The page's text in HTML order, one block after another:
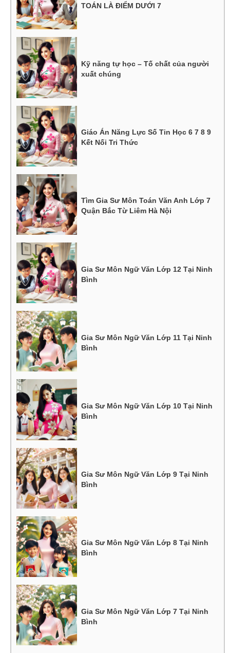
TOÁN LÀ ĐIỂM DƯỚI 7
Kỹ năng tự học – Tố chất của người
xuất chúng
Giáo Án Năng Lực Số Tin Học 6 7 8 9
Kết Nối Tri Thức
Tìm Gia Sư Môn Toán Văn Anh Lớp 7
Quận Bắc Từ Liêm Hà Nội
Gia Sư Môn Ngữ Văn Lớp 12 Tại Ninh
Bình
Gia Sư Môn Ngữ Văn Lớp 11 Tại Ninh
Bình
Gia Sư Môn Ngữ Văn Lớp 10 Tại Ninh
Bình
Gia Sư Môn Ngữ Văn Lớp 9 Tại Ninh
Bình
Gia Sư Môn Ngữ Văn Lớp 8 Tại Ninh
Bình
Gia Sư Môn Ngữ Văn Lớp 7 Tại Ninh
Bình